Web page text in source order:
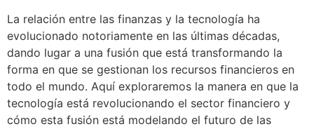
La relación entre las finanzas y la tecnología ha
evolucionado notoriamente en las últimas décadas,
dando lugar a una fusión que está transformando la
forma en que se gestionan los recursos financieros en
todo el mundo. Aquí exploraremos la manera en que la
tecnología está revolucionando el sector financiero y
cómo esta fusión está modelando el futuro de las